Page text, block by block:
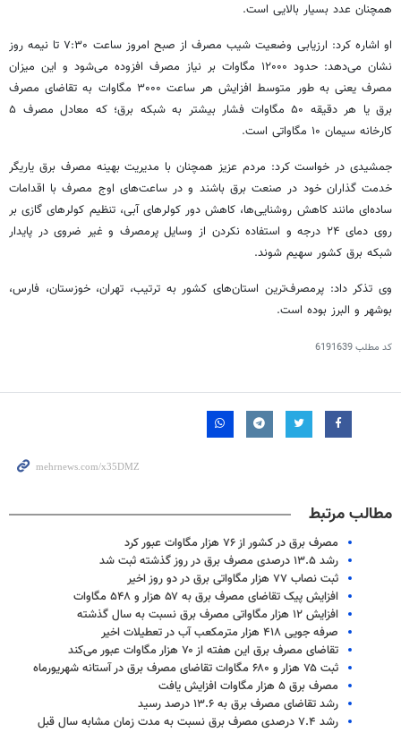
همچنان عدد بسیار بالایی است.
او اشاره کرد: ارزیابی وضعیت شیب مصرف از صبح امروز ساعت ۷:۳۰ تا نیمه روز
نشان می‌دهد: حدود ۱۲۰۰۰ مگاوات بر نیاز مصرف افزوده می‌شود و این میزان
مصرف یعنی به طور متوسط افزایش هر ساعت ۳۰۰۰ مگاوات به تقاضای مصرف
برق یا هر دقیقه ۵۰ مگاوات فشار بیشتر به شبکه برق؛ که معادل مصرف ۵
کارخانه سیمان ۱۰ مگاواتی است.
جمشیدی در خواست کرد: مردم عزیز همچنان با مدیریت بهینه مصرف برق یاریگر
خدمت گذاران خود در صنعت برق باشند و در ساعت‌های اوج مصرف با اقدامات
ساده‌ای مانند کاهش روشنایی‌ها، کاهش دور کولرهای آبی، تنظیم کولرهای گازی بر
روی دمای ۲۴ درجه و استفاده نکردن از وسایل پرمصرف و غیر
ضرویدر پایدار
شبکه برق کشور سهیم شوند.
وی تذکر داد: پرمصرف‌ترین استان‌های کشور به ترتیب، تهران، خوزستان، فارس،
بوشهر و البرز بوده است.
کد مطلب6191639
مطالب مرتبط
مصرف برق در کشور از ۷۶ هزار مگاوات عبور کرد
رشد ۱۳.۵ درصدی مصرف برق در روز گذشته ثبت شد
ثبت نصاب ۷۷ هزار مگاواتی برق در دو روز اخیر
افزایش پیک تقاضای مصرف برق به ۵۷ هزار و ۵۴۸ مگاوات
افزایش ۱۲ هزار مگاواتی مصرف برق نسبت به سال گذشته
صرفه جویی ۴۱۸ هزار مترمکعب آب در تعطیلات اخیر
تقاضای مصرف برق این هفته از ۷۰ هزار مگاوات عبور می‌کند
ثبت ۷۵ هزار و ۶۸۰ مگاوات تقاضای مصرف برق در آستانه شهریورماه
مصرف برق ۵ هزار مگاوات افزایش یافت
رشد تقاضای مصرف برق به ۱۳.۶ درصد رسید
رشد ۷.۴ درصدی مصرف برق نسبت به مدت زمان مشابه سال قبل